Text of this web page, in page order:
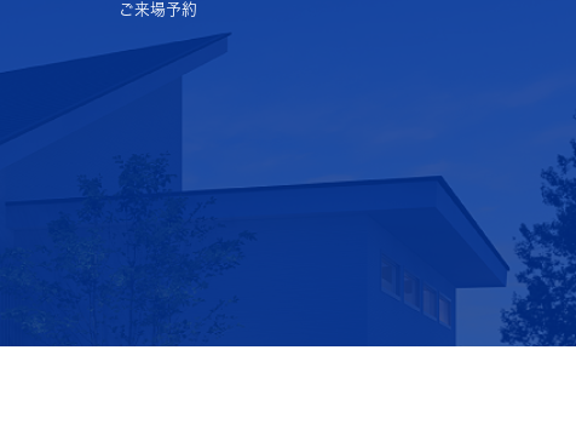
ご来場予約